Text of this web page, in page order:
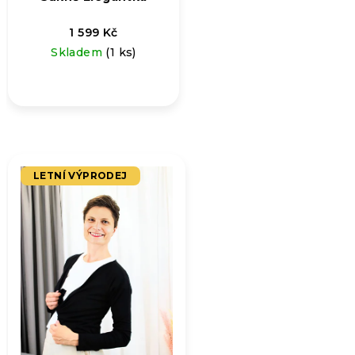
1 599 Kč
Skladem (1 ks)
LETNÍ VÝPRODEJ